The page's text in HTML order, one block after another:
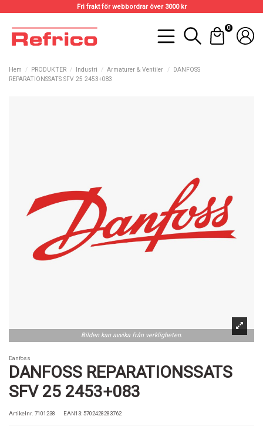
Fri frakt för webbordrar över 3000 kr
0
Hem PRODUKTER Industri Armaturer & Ventiler
DANFOSS
REPARATIONSSATS SFV 25 2453+083
Bilden kan avvika från verkligheten.
Danfoss
DANFOSS REPARATIONSSATS
SFV 25 2453+083
Artikelnr. 7101238 EAN13: 5702428283762